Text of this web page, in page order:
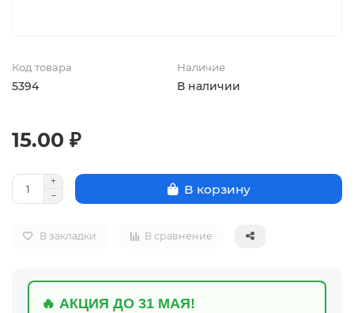
Код товара
5394
Наличие
В наличии
15.00 ₽
В корзину
В закладки В сравнение
🔥 АКЦИЯ ДО 31 МАЯ!